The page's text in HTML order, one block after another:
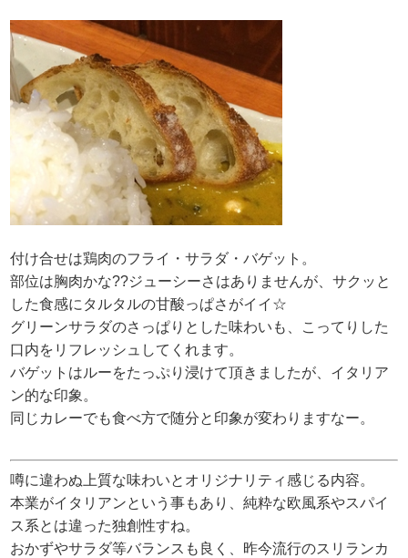
付け合せは鶏肉のフライ・サラダ・バゲット。
部位は胸肉かな??ジューシーさはありませんが、サクッと
した食感にタルタルの甘酸っぱさがイイ☆
グリーンサラダのさっぱりとした味わいも、こってりした
口内をリフレッシュしてくれます。
バゲットはルーをたっぷり浸けて頂きましたが、イタリア
ン的な印象。
同じカレーでも食べ方で随分と印象が変わりますなー。
噂に違わぬ上質な味わいとオリジナリティ感じる内容。
本業がイタリアンという事もあり、純粋な欧風系やスパイ
ス系とは違った独創性すね。
おかずやサラダ等バランスも良く、昨今流行のスリランカ